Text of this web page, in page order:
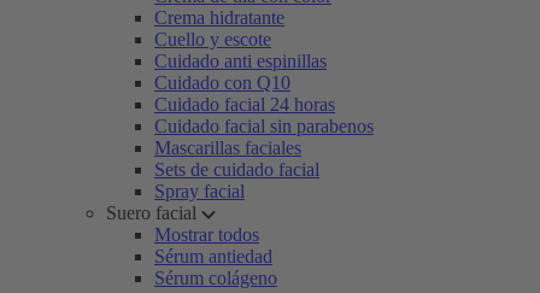
Crema hidratante
Cuello y escote
Cuidado anti espinillas
Cuidado con Q10
Cuidado facial 24 horas
Cuidado facial sin parabenos
Mascarillas faciales
Sets de cuidado facial
Spray facial
Suero facial
Mostrar todos
Sérum antiedad
Sérum colágeno